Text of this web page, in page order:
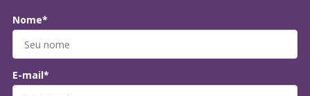
Nome*
E-mail*